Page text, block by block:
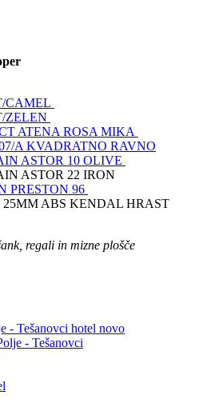
CAMEL
ZELEN
ATENA ROSA MIKA
A KVADRATNO RAVNO
ASTOR 10 OLIVE
ASTOR 22 IRON
PRESTON 96
ABS KENDAL HRAST
regali in mizne plošče
novo
- Tešanovci